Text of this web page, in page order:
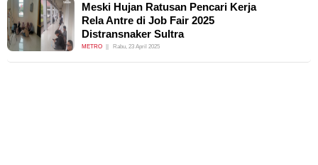
Meski Hujan Ratusan Pencari Kerja
Rela Antre di Job Fair 2025
Distransnaker Sultra
METRO Rabu, 23 April 2025